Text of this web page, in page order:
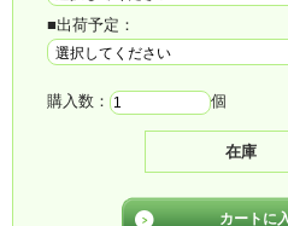
■出荷予定：
購入数： 個
在庫